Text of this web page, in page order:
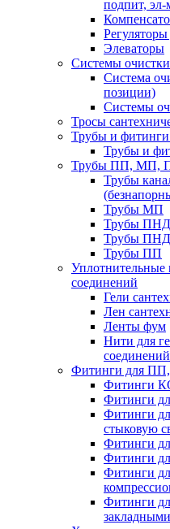
подпит, эл-
Элеваторы
Системы
Система
позиции)
Системы
Тросы
Трубы и фитинги
Трубы и
Трубы ПП, МП,
Трубы
Трубы МП
Трубы ПНД
Трубы
Трубы ПП
Уплотнительные
соединений
Гели
Лен
Ленты фум
Нити для
соединений
Фитинги для
Фитинги
Фитинги
Фитинги
стыковую
Фитинги
Фитинги
Фитинги
Фитинги